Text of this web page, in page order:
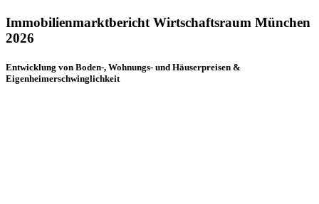
Immobilienmarktbericht Wirtschaftsraum München
2026
Entwicklung von Boden-, Wohnungs- und Häuserpreisen &
Eigenheimerschwinglichkeit